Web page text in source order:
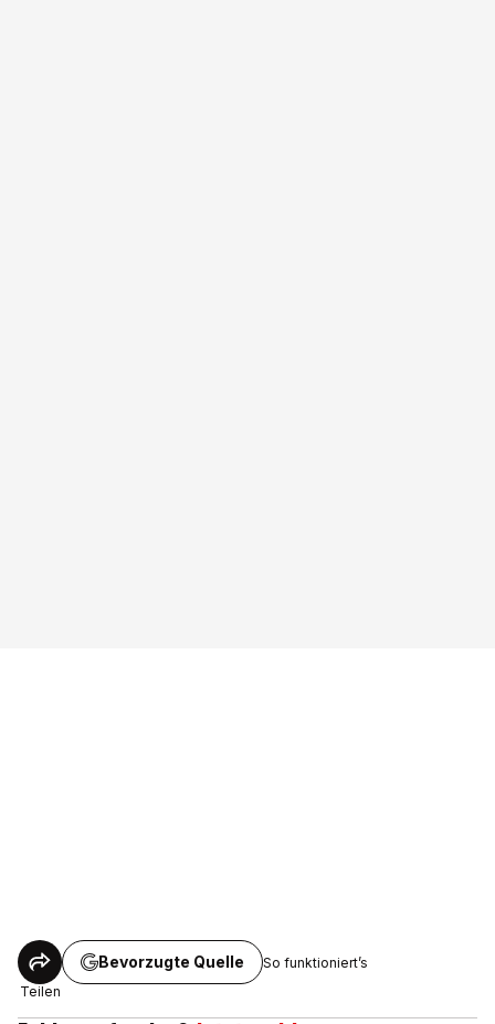
Teilen
Bevorzugte Quelle So funktioniert’s